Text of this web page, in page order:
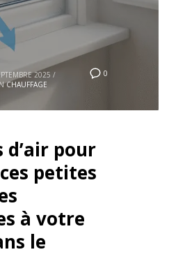
0
2025 /
CHAUFFAGE
d’air pour
petites
à votre
le